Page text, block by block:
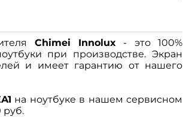
Chimei Innolux - это 100%
при производстве. Экран
и имеет гарантию от нашего
на ноутбуке в нашем сервисном
руб.